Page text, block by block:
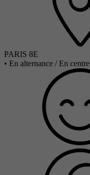
PARIS 8E
• En alternance / En centre